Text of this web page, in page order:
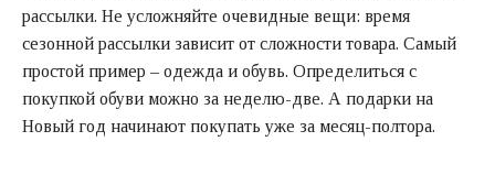
рассылки. Не усложняйте очевидные вещи: время
сезонной рассылки зависит от сложности товара. Самый
простой пример – одежда и обувь. Определиться с
покупкой обуви можно за неделю-две. А подарки на
Новый год начинают покупать уже за месяц-полтора.